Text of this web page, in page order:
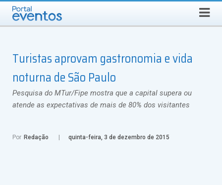
SEXTA-FEIRA, 7 DE AGOSTO DE 2026 Busca
Turistas aprovam gastronomia e vida
noturna de São Paulo
Pesquisa do MTur/Fipe mostra que a capital supera ou
atende as expectativas de mais de 80% dos visitantes
Por Redação quinta-feira, 3 de dezembro de 2015